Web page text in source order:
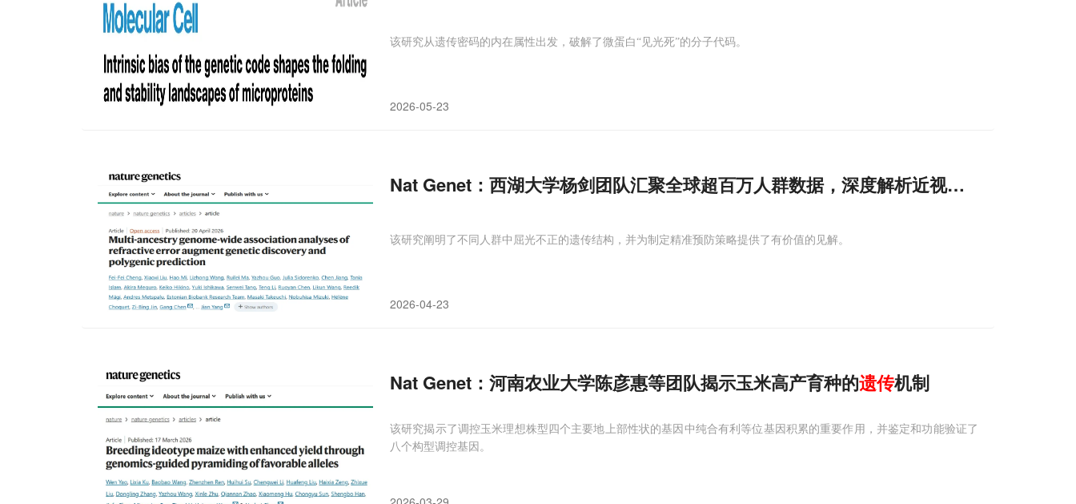
该研究从遗传密码的内在属性出发，破解了微蛋白“见光死”的分子代码。
2026-05-23
Nat Genet：西湖大学杨剑团队汇聚全球超百万人群数据，深度解析近视遗传
该研究阐明了不同人群中屈光不正的遗传结构，并为制定精准预防策略提供了有价值的见解。
2026-04-23
Nat Genet：河南农业大学陈彦惠等团队揭示玉米高产育种的遗传机制
该研究揭示了调控玉米理想株型四个主要地上部性状的基因中纯合有利等位基因积累的重要作用，并鉴定和功能验证了
八个构型调控基因。